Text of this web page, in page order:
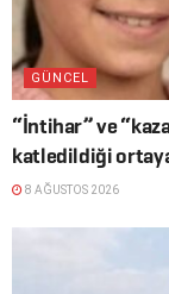
GÜNCEL
“İntihar” ve
katledildiği ortaya
8 AĞUSTOS 2026